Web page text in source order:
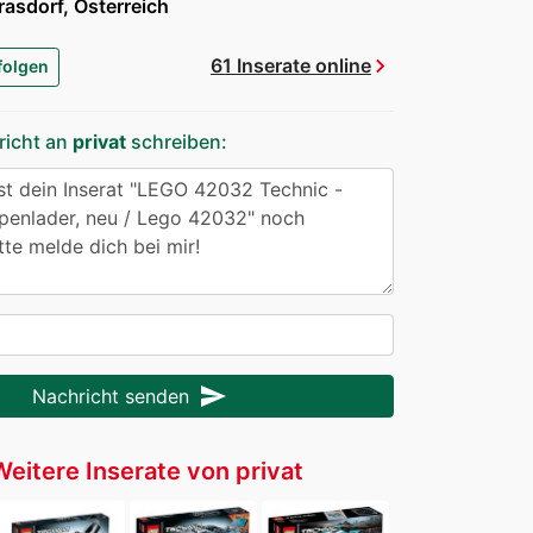
Österreich
61 Inserate onlinechevron_right
an privat schreiben:
Nachricht senden send
Inserate von privat